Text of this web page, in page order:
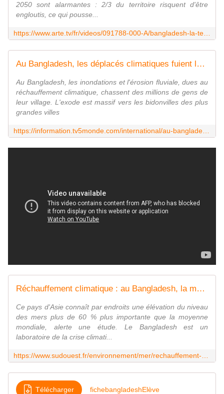
2050 sont alarmantes : 2/3 du territoire risquent d'être
engloutis, ce qui pousse...
Au Bangladesh, les déplacés climatiques fuient la montée des eaux
Au Bangladesh, les inondations et l'érosion fluviale, dues au
réchauffement climatique, chassent des millions de gens de
leur village. L'exode est massif vers les bidonvilles des plus
grandes villes
Réchauffement climatique : au Bangladesh, la mer engloutit les terres à un rythme parmi les plus rapides au monde
Ce pays d'Asie connaît par endroits une élévation du niveau
des mers plus de 60 % plus importante que la moyenne
mondiale, alerte une étude. Le Bangladesh est un
laboratoire de la crise climati...
Télécharger fichebangladeshElève